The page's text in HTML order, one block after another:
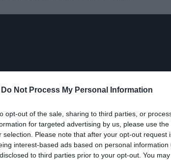
Do Not Process My Personal Information
opt-out of the sale, sharing to third parties, or
for targeted advertising by us, please use
selection. Please note that after your opt-out request
interest-based ads based on personal
to third parties prior to your opt-out. You